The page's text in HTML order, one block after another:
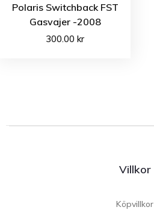
Polaris Switchback FST
Gasvajer -2008
300.00kr
Villkor
Köpvillkor